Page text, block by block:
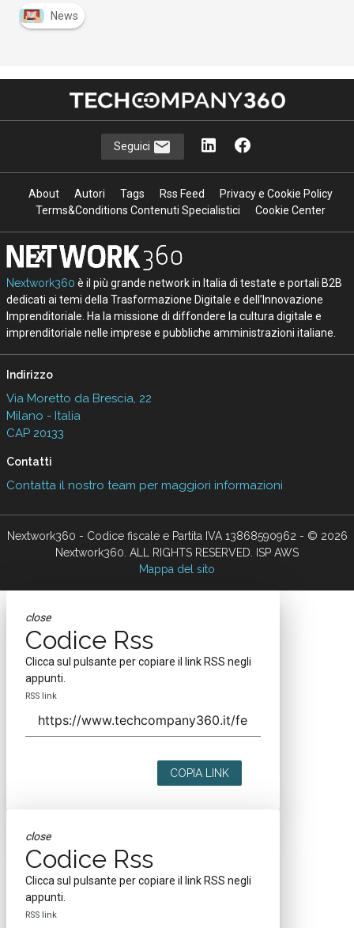
News
Seguici
About Autori Tags Rss Feed
Privacy e Cookie Policy
Terms&Conditions Contenuti Specialistici
Cookie Center
Nextwork360 è il più grande network in Italia di testate e portali B2B
dedicati ai temi della Trasformazione Digitale e dell’Innovazione
Imprenditoriale. Ha la missione di diffondere la cultura digitale e
imprenditoriale nelle imprese e pubbliche amministrazioni italiane.
Indirizzo
Via Moretto da Brescia, 22
Milano - Italia
CAP 20133
Contatti
Contatta il nostro team per maggiori informazioni
Nextwork360 - Codice fiscale e Partita IVA 13868590962 - © 2026
Nextwork360. ALL RIGHTS RESERVED. ISP AWS
Mappa del sito
close
Codice Rss
Clicca sul pulsante per copiare il link RSS negli
appunti.
RSS link
COPIA LINK
close
Codice Rss
Clicca sul pulsante per copiare il link RSS negli
appunti.
RSS link